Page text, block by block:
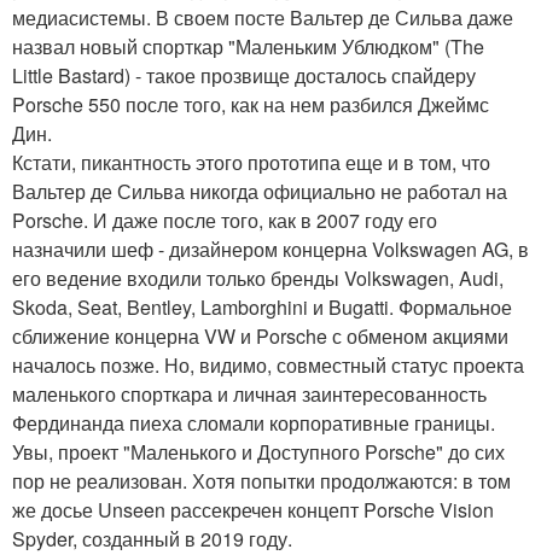
медиасистемы. В своем посте Вальтер де Сильва даже
назвал новый спорткар "Маленьким Ублюдком" (The
Little Bastard) - такое прозвище досталось спайдеру
Porsche 550 после того, как на нем разбился Джеймс
Дин.
Кстати, пикантность этого прототипа еще и в том, что
Вальтер де Сильва никогда официально не работал на
Porsche. И даже после того, как в 2007 году его
назначили шеф - дизайнером концерна Volkswagen AG, в
его ведение входили только бренды Volkswagen, Audi,
Skoda, Seat, Bentley, Lamborghini и Bugatti. Формальное
сближение концерна VW и Porsche с обменом акциями
началось позже. Но, видимо, совместный статус проекта
маленького спорткара и личная заинтересованность
Фердинанда пиеха сломали корпоративные границы.
Увы, проект "Маленького и Доступного Porsche" до сих
пор не реализован. Хотя попытки продолжаются: в том
же досье Unseen рассекречен концепт Porsche Vision
Spyder, созданный в 2019 году.